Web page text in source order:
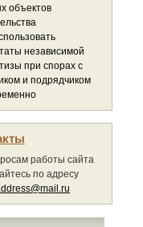
объектов
независимой
при спорах с
и подрядчиком
работы сайта
по адресу